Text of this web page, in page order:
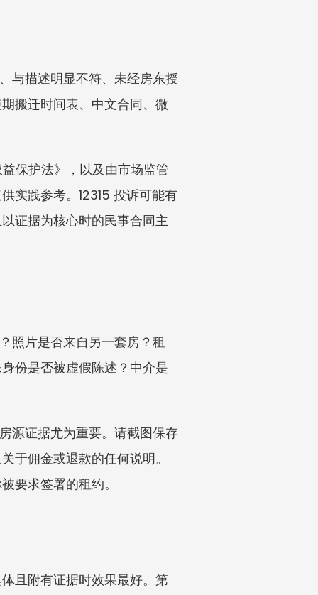
与描述明显不符、未经房东授
搬迁时间表、中文合同、微
保护法》，以及由市场监管
实践参考。12315 投诉可能有
证据为核心时的民事合同主
照片是否来自另一套房？租
份是否被虚假陈述？中介是
源证据尤为重要。请截图保存
于佣金或退款的任何说明。
要求签署的租约。
且附有证据时效果最好。第